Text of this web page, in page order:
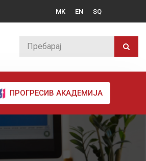
MK EN SQ
ПРОГРЕСИВ АКАДЕМИЈА